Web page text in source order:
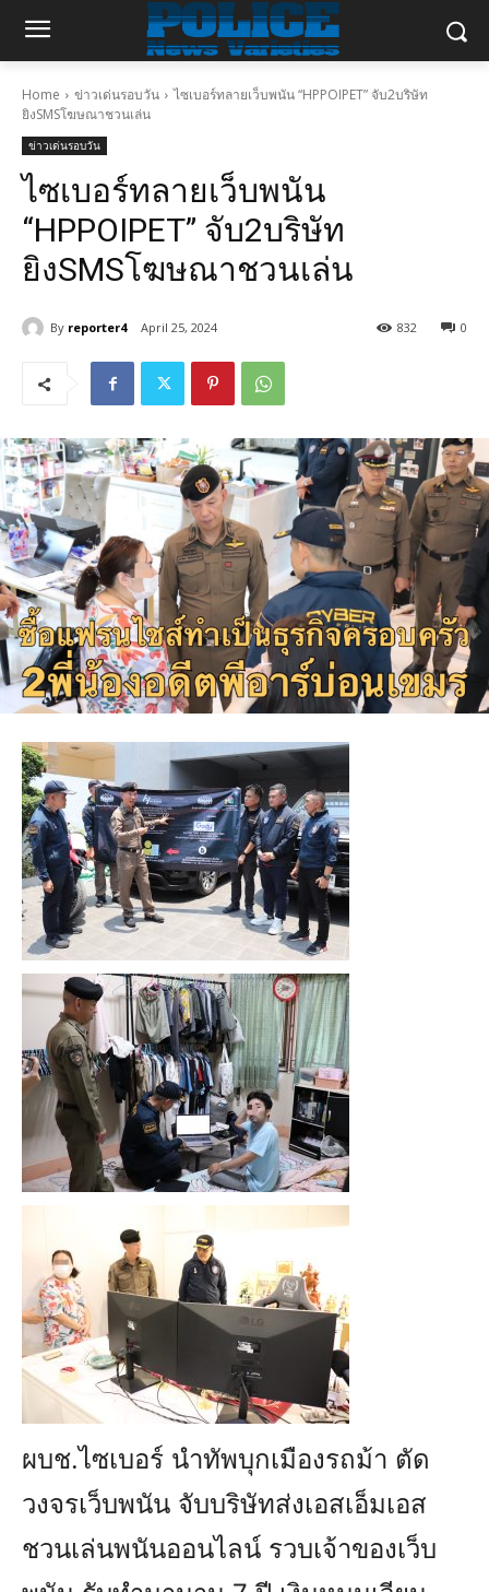
Home ข่าวเด่นรอบวัน
ไซเบอร์ทลายเว็บพนัน “HPPOIPET” จับ2บริษัท
ยิงSMSโฆษณาชวนเล่น
ข่าวเด่นรอบวัน
ไซเบอร์ทลายเว็บพนัน
“HPPOIPET” จับ2บริษัท
ยิงSMSโฆษณาชวนเล่น
By reporter4 April 25, 2024 0
832
ผบช.ไซเบอร์ นำทัพบุกเมืองรถม้า ตัด
วงจรเว็บพนัน จับบริษัทส่งเอสเอ็มเอส
ชวนเล่นพนันออนไลน์ รวบเจ้าของเว็บ